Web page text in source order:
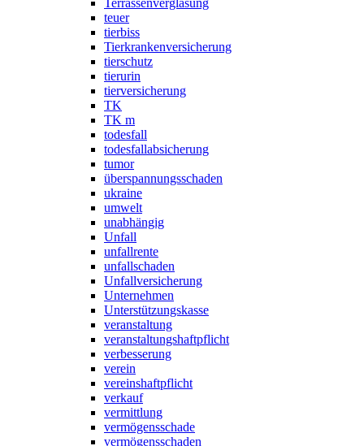
Terrassenverglasung
teuer
tierbiss
Tierkrankenversicherung
tierschutz
tierurin
tierversicherung
TK
TK m
todesfall
todesfallabsicherung
tumor
überspannungsschaden
ukraine
umwelt
unabhängig
Unfall
unfallrente
unfallschaden
Unfallversicherung
Unternehmen
Unterstützungskasse
veranstaltung
veranstaltungshaftpflicht
verbesserung
verein
vereinshaftpflicht
verkauf
vermittlung
vermögensschade
vermögensschaden